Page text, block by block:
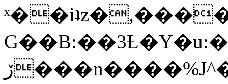
ڒ���n����%J^�}